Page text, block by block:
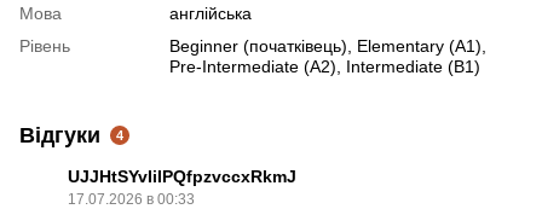
Мова
англійська
Рівень
Beginner (початківець), Elementary (A1),
Pre-Intermediate (A2), Intermediate (B1)
Відгуки 4
UJJHtSYvIiIPQfpzvccxRkmJ
17.07.2026 в 00:33